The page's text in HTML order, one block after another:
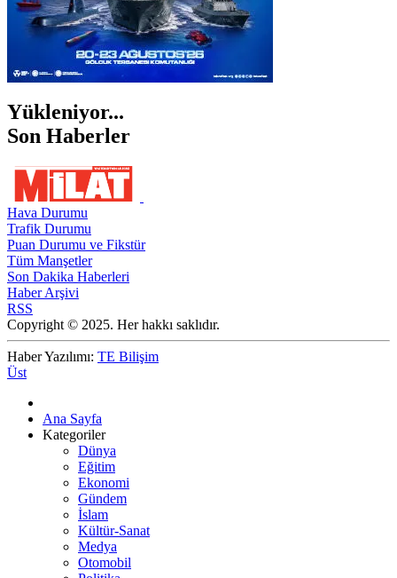
Yükleniyor...
Son Haberler
Hava Durumu
Trafik Durumu
Puan Durumu ve Fikstür
Tüm Manşetler
Son Dakika Haberleri
Haber Arşivi
RSS
Copyright © 2025. Her hakkı saklıdır.
Haber Yazılımı: TE Bilişim
Üst
Ana Sayfa
Kategoriler
Dünya
Eğitim
Ekonomi
Gündem
İslam
Kültür-Sanat
Medya
Otomobil